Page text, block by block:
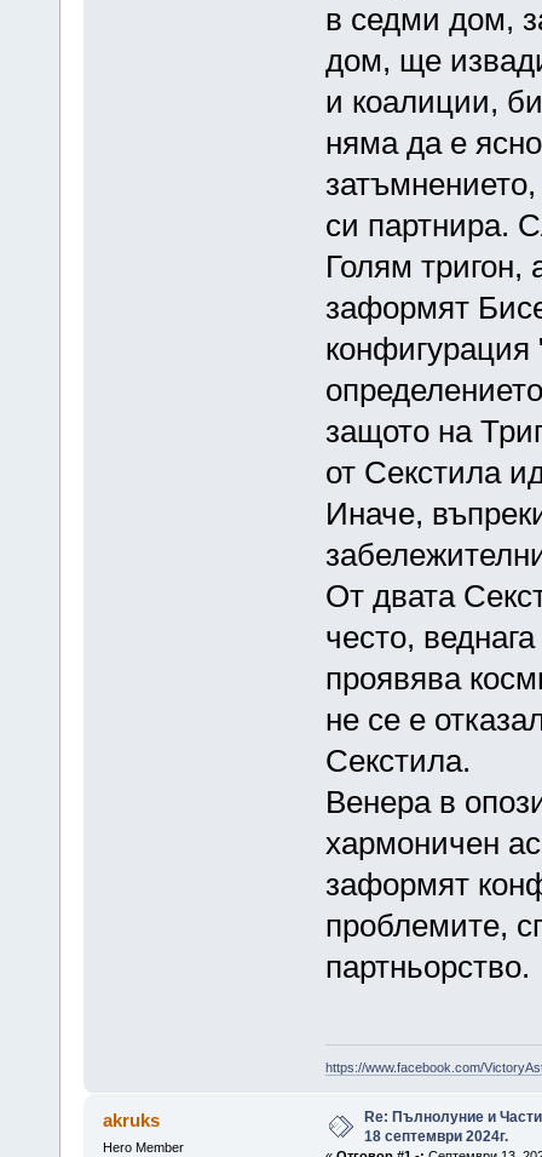
в седми дом,
дом, ще
и коалиции,
няма да е
си партнира.
Голям
заформят
конфигурация
защото на
от Секстила
Иначе,
От двата
често,
проявява
не се е
Секстила.
Венера в
хармоничен
заформят
проблемите,
партньорство.
https://www.facebook.com/
akruks
Hero Member
Re: Пълнолуние и
18 септември 2024г.